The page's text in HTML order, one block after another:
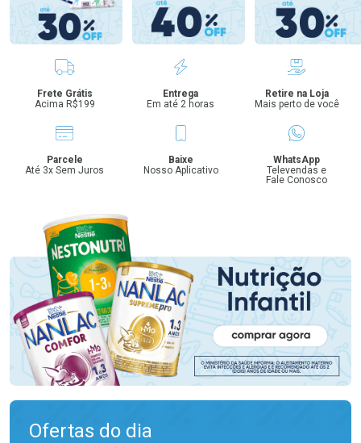
Benefícios
Frete Grátis
Acima R$199
Entrega
Em até 2 horas
Retire na Loja
Mais perto de você
Parcele
Até 3x Sem Juros
Baixe
Nosso Aplicativo
WhatsApp
Televendas e
Fale Conosco
Ofertas do dia